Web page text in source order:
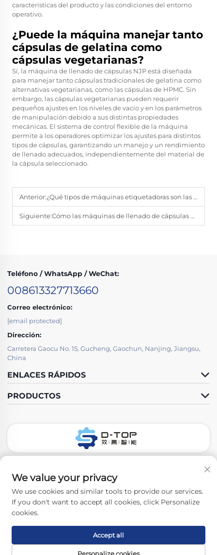
características del producto y las condiciones del entorno
operativo.
¿Puede la máquina manejar tanto
cápsulas de gelatina como
cápsulas vegetarianas?
Sí, la máquina de llenado de cápsulas NJP está diseñada
para manejar tanto cápsulas tradicionales de gelatina como
alternativas vegetarianas, como las cápsulas de HPMC. Sin
embargo, las cápsulas vegetarianas pueden requerir
pequeños ajustes en los niveles de vacío y en los parámetros
de manipulación debido a sus distintas propiedades
mecánicas. El sistema de control flexible de la máquina
permite a los operadores optimizar los ajustes para distintos
tipos de cápsulas, garantizando un manejo y un rendimiento
de llenado adecuados, independientemente del material de
la cápsula seleccionado.
Anterior:¿Qué tipos de máquinas etiquetadoras son las más adecuadas para sus productos?
Siguiente:Cómo las máquinas de llenado de cápsulas NJP aumentan la eficiencia farmacéutica
Teléfono / WhatsApp / WeChat:
008613327713660
Correo electrónico:
[email protected]
Dirección:
Carretera Gaocu No. 15, Gucheng, Gaochun, Nanjing, Jiangsu,
China
ENLACES RÁPIDOS
PRODUCTOS
Copyright © 2026 Nanjing D-Top Pharmatech Co.,Ltd. Todos los
derechos reservados. -
We value your privacy
We use cookies and similar tools to provide our services.
If you don't want to accept all cookies, click Personalize
cookies.
Personalize cookies
Accept all